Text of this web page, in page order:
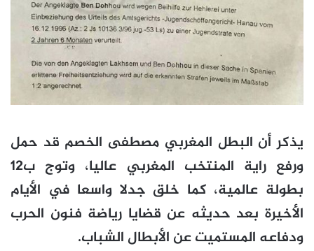
يذكر أن البطل المغربي مصطفى الخصم قد حمل
ورفع راية المنتخب المغربي عاليا، وتوج ب12
بطولة عالمية، كما خلق جدلا واسعا في الأيام
الأخيرة بعد حديثه عن قضايا رياضة فنون الحرب
ودفاعه المستميت عن الأبطال الشباب.